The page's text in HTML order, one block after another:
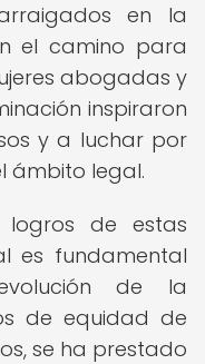
en la
el camino para
abogadas y
inspiraron
y a luchar por
ámbito legal.
logros de estas
es fundamental
de la
de equidad de
se ha prestado